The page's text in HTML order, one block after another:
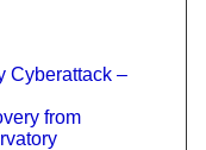
Cyberattack –
from